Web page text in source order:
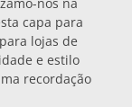
capa para
lojas de
e estilo
recordação